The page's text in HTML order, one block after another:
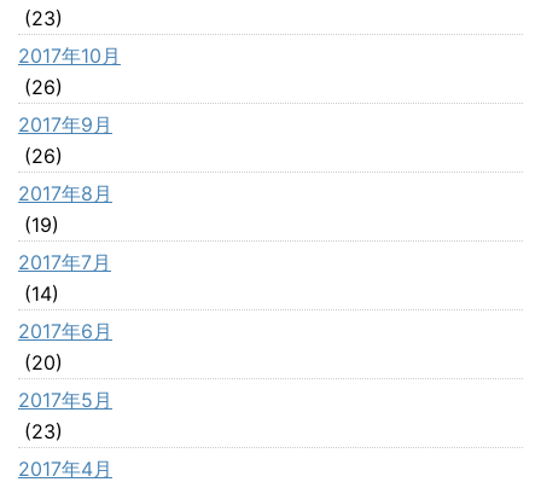
(23)
2017年10月
(26)
2017年9月
(26)
2017年8月
(19)
2017年7月
(14)
2017年6月
(20)
2017年5月
(23)
2017年4月